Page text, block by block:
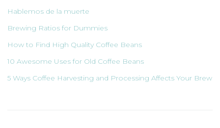
Hablemos de la muerte
Brewing Ratios for Dummies
How to Find High Quality Coffee Beans
10 Awesome Uses for Old Coffee Beans
5 Ways Coffee Harvesting and Processing Affects Your Brew